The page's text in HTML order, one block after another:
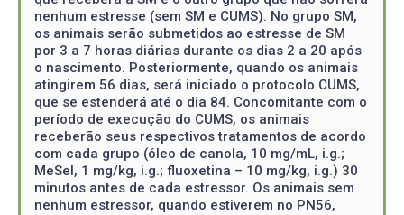
nenhum estresse (sem SM e CUMS). No grupo SM,
os animais serão submetidos ao estresse de SM
por 3 a 7 horas diárias durante os dias 2 a 20 após
o nascimento. Posteriormente, quando os animais
atingirem 56 dias, será iniciado o protocolo CUMS,
que se estenderá até o dia 84. Concomitante com o
período de execução do CUMS, os animais
receberão seus respectivos tratamentos de acordo
com cada grupo (óleo de canola, 10 mg/mL, i.g.;
MeSeI, 1 mg/kg, i.g.; fluoxetina – 10 mg/kg, i.g.) 30
minutos antes de cada estressor. Os animais sem
nenhum estressor, quando estiverem no PN56,